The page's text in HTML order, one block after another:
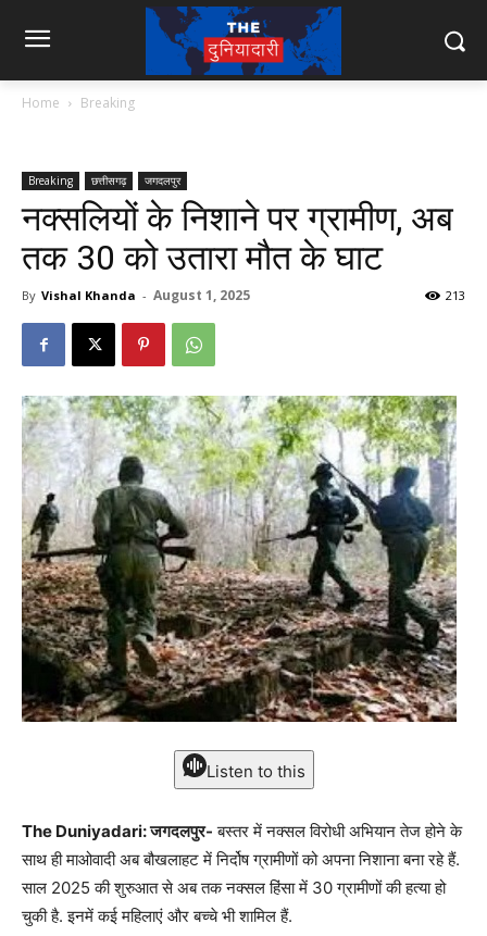
Home Breaking
Breaking छत्तीसगढ़ जगदलपुर
नक्सलियों के निशाने पर ग्रामीण, अब
तक 30 को उतारा मौत के घाट
By Vishal Khanda - August 1, 2025 213
Listen to this
The Duniyadari: जगदलपुर- बस्तर में नक्सल विरोधी अभियान तेज होने के
साथ ही माओवादी अब बौखलाहट में निर्दोष ग्रामीणों को अपना निशाना बना रहे हैं.
साल 2025 की शुरुआत से अब तक नक्सल हिंसा में 30 ग्रामीणों की हत्या हो
चुकी है. इनमें कई महिलाएं और बच्चे भी शामिल हैं.